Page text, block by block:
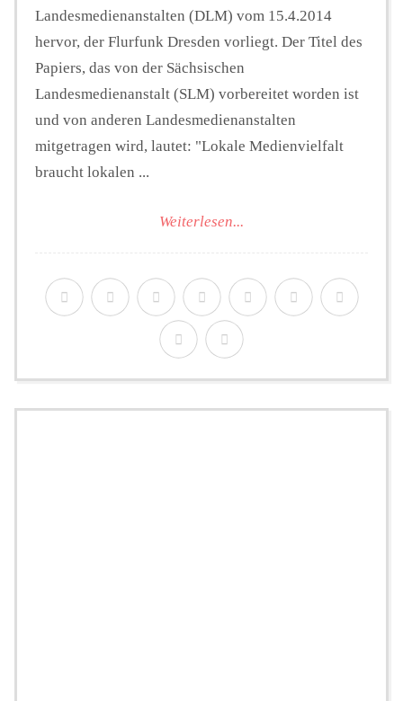
Landesmedienanstalten (DLM) vom 15.4.2014
hervor, der Flurfunk Dresden vorliegt. Der Titel des
Papiers, das von der Sächsischen
Landesmedienanstalt (SLM) vorbereitet worden ist
und von anderen Landesmedienanstalten
mitgetragen wird, lautet: "Lokale Medienvielfalt
braucht lokalen ...
Weiterlesen...